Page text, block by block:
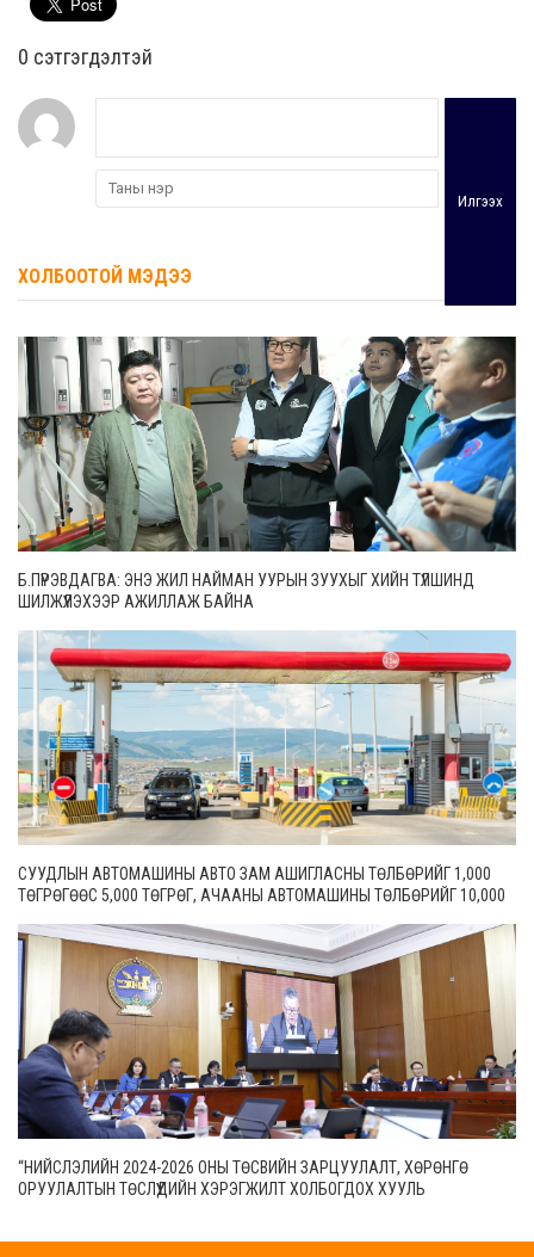
0 cэтгэгдэлтэй
Илгээх
ХОЛБООТОЙ МЭДЭЭ
Б.ПҮРЭВДАГВА: ЭНЭ ЖИЛ НАЙМАН УУРЫН ЗУУХЫГ ХИЙН ТҮЛШИНД
ШИЛЖҮҮЛЭХЭЭР АЖИЛЛАЖ БАЙНА
СУУДЛЫН АВТОМАШИНЫ АВТО ЗАМ АШИГЛАСНЫ ТӨЛБӨРИЙГ 1,000
ТӨГРӨГӨӨС 5,000 ТӨГРӨГ, АЧААНЫ АВТОМАШИНЫ ТӨЛБӨРИЙГ 10,000
“НИЙСЛЭЛИЙН 2024-2026 ОНЫ ТӨСВИЙН ЗАРЦУУЛАЛТ, ХӨРӨНГӨ
ОРУУЛАЛТЫН ТӨСЛҮҮДИЙН ХЭРЭГЖИЛТ ХОЛБОГДОХ ХУУЛЬ